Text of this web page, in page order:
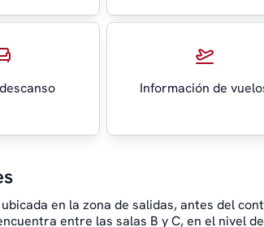
Información de
ubicada en la zona de salidas, antes del
entre las salas B y C, en el nivel